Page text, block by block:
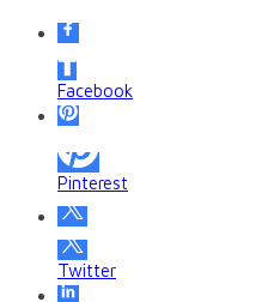
Facebook
Pinterest
Twitter